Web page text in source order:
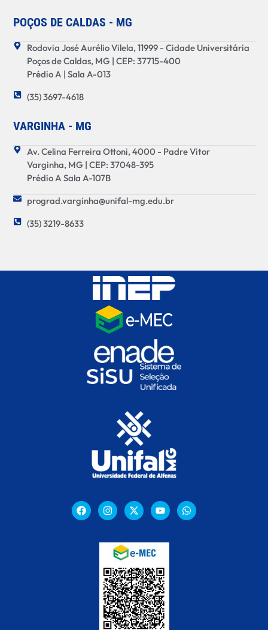
POÇOS DE CALDAS - MG
Rodovia José Aurélio Vilela, 11999 - Cidade Universitária
Poços de Caldas, MG | CEP: 37715-400
Prédio A | Sala A-013
(35) 3697-4618
VARGINHA - MG
Av. Celina Ferreira Ottoni, 4000 - Padre Vitor
Varginha, MG | CEP: 37048-395
Prédio A Sala A-107B
prograd.varginha@unifal-mg.edu.br
(35) 3219-8633